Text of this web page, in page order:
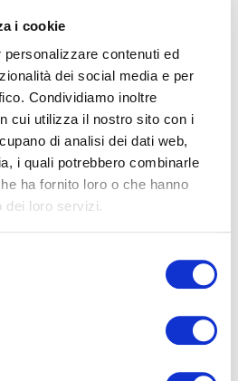
i cookie
contenuti ed
dei social media e per
Condividiamo inoltre
cui utilizza il nostro sito con i
di analisi dei dati web,
i quali potrebbero combinarle
ha fornito loro o che hanno
dei loro servizi.
MAGAZINE